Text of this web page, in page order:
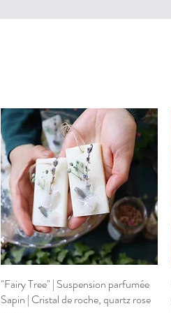
Aperçu rapide
"Fairy Tree" | Suspension parfumée
Sapin | Cristal de roche, quartz rose